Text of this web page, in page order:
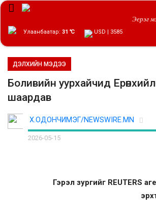
Эерэг
Улаанбаатар: 31 ℃ USD | 3585
ДЭЛХИЙН МЭДЭЭ
Боливийн уурхайчид
шаардав
Х.ОДОНЧИМЭГ/NEWSWIRE.MN
2026-05-15
Гэрэл зургийг REUTERS